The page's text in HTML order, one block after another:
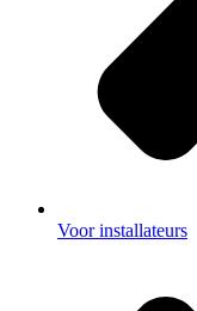
Voor installateurs